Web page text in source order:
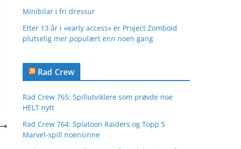
Minibilar i fri dressur
Etter 13 år i «early access» er Project Zomboid
plutselig mer populært enn noen gang
Rad Crew
Rad Crew 765: Spillutviklere som prøvde noe
HELT nytt
Rad Crew 764: Splatoon Raiders og Topp 5
Marvel-spill noensinne